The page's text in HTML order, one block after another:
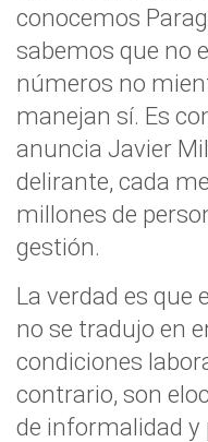
conocemos
sabemos que no
números no
manejan sí. Es
anuncia Javier
delirante, cada
millones de
gestión.
La verdad es que
no se tradujo en
condiciones
contrario, son
de informalidad y